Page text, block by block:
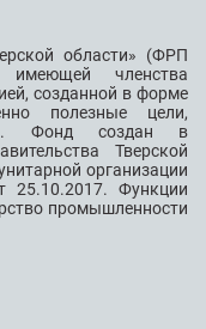
области» (ФРП
имеющей членства
созданной в форме
полезные цели,
Фонд создан в
Тверской
организации
Функции
промышленности